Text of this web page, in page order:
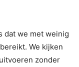
dat we met weinig
We kijken
zonder